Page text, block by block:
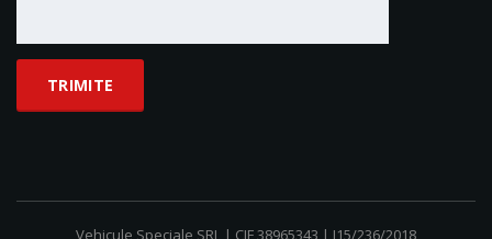
Vehicule Speciale SRL | CIF 38965343 | J15/236/2018